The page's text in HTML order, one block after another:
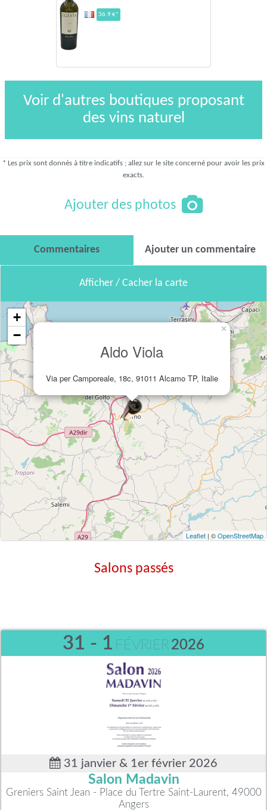
36.9 €*
Voir d'autres boutiques proposant
des vins naturel
* Les prix sont donnés à titre indicatifs ; allez sur le site concerné pour avoir les prix
exacts.
Ajouter des photos
Commentaires Ajouter un commentaire
Afficher / Cacher la carte
Aldo Viola
Via per Camporeale, 18c, 91011 Alcamo TP, Italie
×
+
−
Leaflet | ©OpenStreetMap
Salons passés
31 - 1 FÉVRIER2026
31 janvier & 1er février 2026
Salon Madavin
Greniers Saint Jean - Place du Tertre Saint-Laurent, 49000
Angers